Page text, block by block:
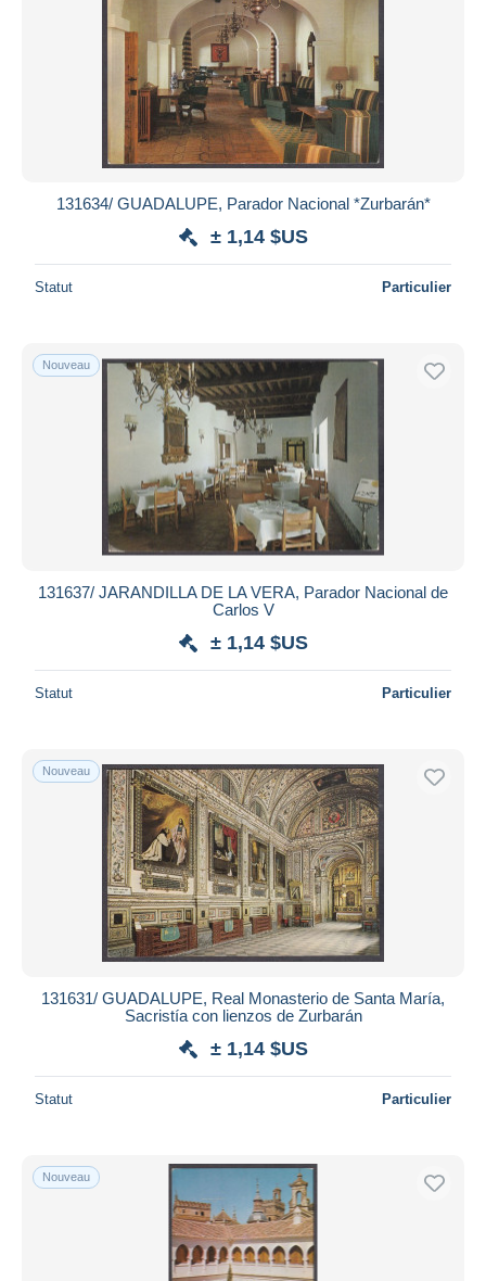
131634/ GUADALUPE, Parador Nacional *Zurbarán*
± 1,14 $US
Statut Particulier
Nouveau
131637/ JARANDILLA DE LA VERA, Parador Nacional de
Carlos V
± 1,14 $US
Statut Particulier
Nouveau
131631/ GUADALUPE, Real Monasterio de Santa María,
Sacristía con lienzos de Zurbarán
± 1,14 $US
Statut Particulier
Nouveau